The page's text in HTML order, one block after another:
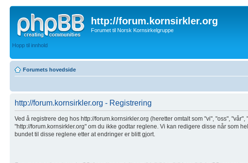
http://forum.kornsirkler.org
Forumet til Norsk Kornsirkelgruppe
Hopp til innhold
Forumets hovedside
http://forum.kornsirkler.org - Registrering
Ved å registrere deg hos http://forum.kornsirkler.org (heretter omtalt som "vi", "oss",
"http://forum.kornsirkler.org" om du ikke godtar reglene. Vi kan redigere disse når som
bundet til disse reglene etter at endringer er blitt gjort.